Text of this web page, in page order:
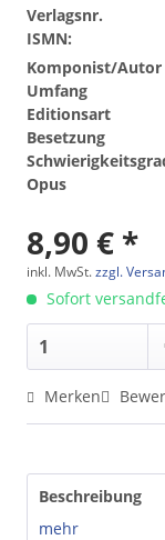
Verlagsnr.
ISMN:
Komponist/Autor
Umfang
Editionsart
Besetzung
Opus
8,90 € *
inkl. MwSt.zzgl.
Sofort
Merken
Beschreibung
mehr